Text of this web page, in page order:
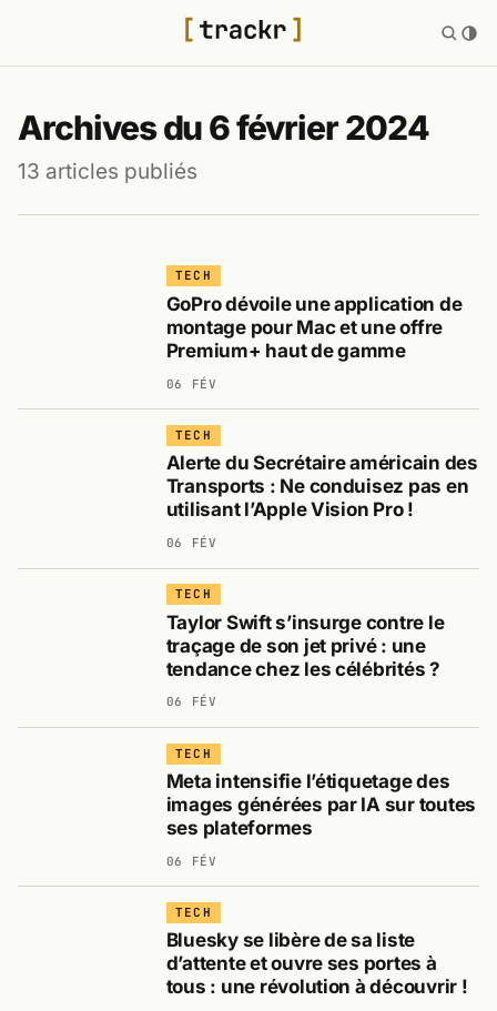
Archives du 6 février 2024
13 articles publiés
TECH
GoPro dévoile une application de
montage pour Mac et une offre
Premium+ haut de gamme
06 FÉV
TECH
Alerte du Secrétaire américain des
Transports : Ne conduisez pas en
utilisant l’Apple Vision Pro !
06 FÉV
TECH
Taylor Swift s’insurge contre le
traçage de son jet privé : une
tendance chez les célébrités ?
06 FÉV
TECH
Meta intensifie l’étiquetage des
images générées par IA sur toutes
ses plateformes
06 FÉV
TECH
Bluesky se libère de sa liste
d’attente et ouvre ses portes à
tous : une révolution à découvrir !